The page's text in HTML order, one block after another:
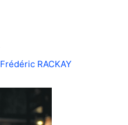
Frédéric RACKAY